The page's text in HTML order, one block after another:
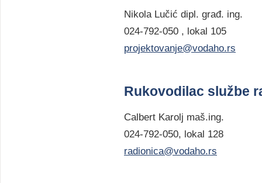
Nikola Lučić dipl. građ. ing.
024-792-050 , lokal 105
projektovanje@vodaho.rs
Rukovodilac službe
Calbert Karolj maš.ing.
024-792-050, lokal 128
radionica@vodaho.rs